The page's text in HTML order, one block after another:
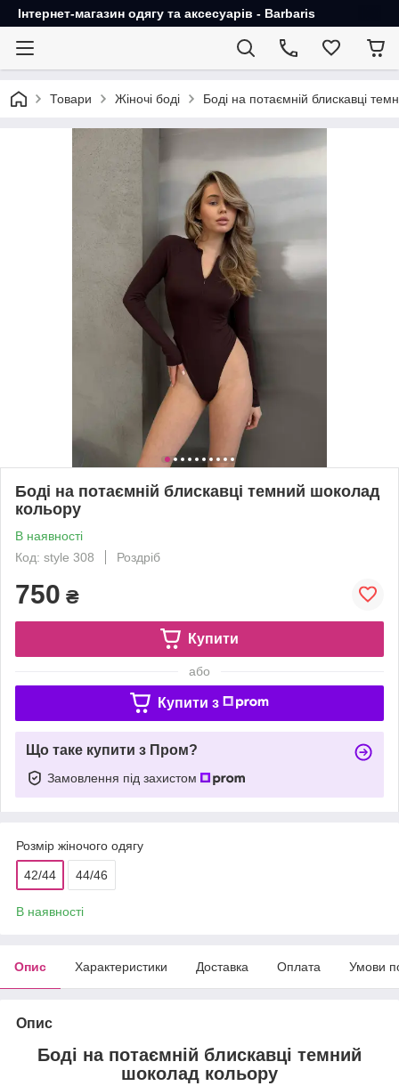
Інтернет-магазин одягу та аксесуарів - Barbaris
Товари Жіночі боді Боді на потаємній блискавці
Боді на потаємній блискавці темний шоколад
кольору
В наявності
Код: style 308
Роздріб
750 ₴
Купити
або
Купити з
Що таке купити з Пром?
Замовлення під захистом
Розмір жіночого одягу
42/44 44/46
В наявності
Опис Характеристики Доставка Оплата Умови
Опис
Боді на потаємній блискавці темний
шоколад кольору